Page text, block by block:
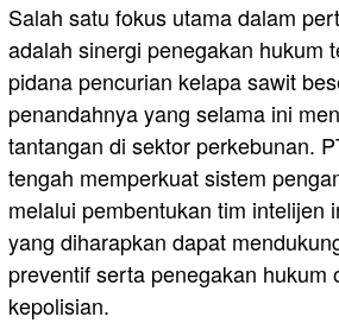
Salah satu fokus utama dalam
adalah sinergi penegakan hukum
pidana pencurian kelapa sawit
penandahnya yang selama ini
tantangan di sektor perkebunan.
tengah memperkuat sistem
melalui pembentukan tim intelijen
yang diharapkan dapat
preventif serta penegakan hukum
kepolisian.